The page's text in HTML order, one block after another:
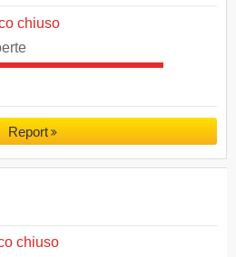
chiuso
Report
chiuso